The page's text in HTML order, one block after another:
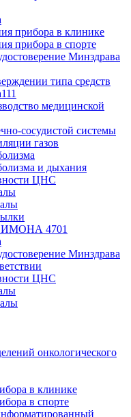
прибора в клинике
прибора в спорте
Минздрава
типа средств
медицинской
сосудистой системы
газов
и дыхания
ЦНС
4701
Минздрава
ЦНС
онкологического
в клинике
в спорте